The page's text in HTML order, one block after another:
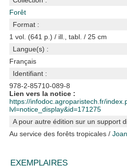
Forêt
Format :
1 vol. (641 p.) / ill., tabl. / 25 cm
Langue(s) :
Français
Identifiant :
978-2-85710-089-8
Lien vers la notice :
https://infodoc.agroparistech.fr/
lvl=notice_display&id=171275
A pour autre édition sur un support
Au service des forêts tropicales /
EXEMPLAIRES